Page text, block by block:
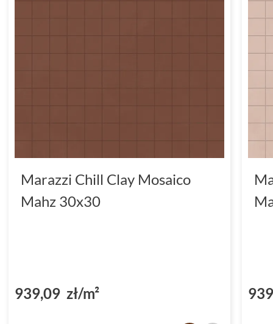
wymagających klientów. Niezależnie
remont łazienki, kuchni czy innej
z pewnością dodadzą Twoim
zamów już dziś - Twoje wnętrza
rozwiązania!
Marazzi Chill Clay Mosaico
Mahz 30x30
939,09 zł/m²